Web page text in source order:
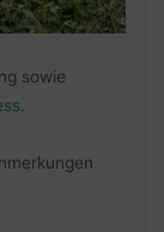
sowie